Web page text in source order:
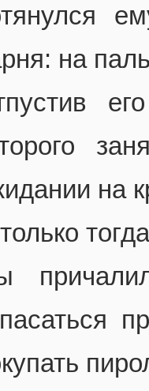
на
на